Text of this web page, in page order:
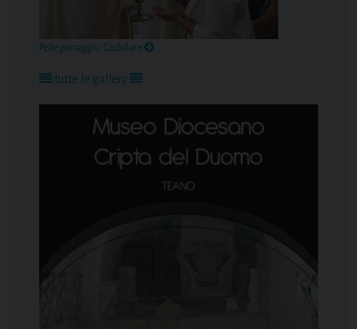
Pellegrinaggio Giubilare
tutte le gallery